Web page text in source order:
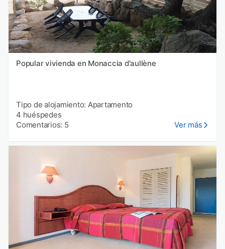
Popular vivienda en Monaccia d'aullène
Tipo de alojamiento: Apartamento
4 huéspedes
Comentarios: 5
Ver más